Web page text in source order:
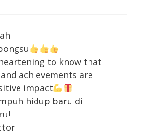
heartening to know that
achievements are
impact
hidup baru di